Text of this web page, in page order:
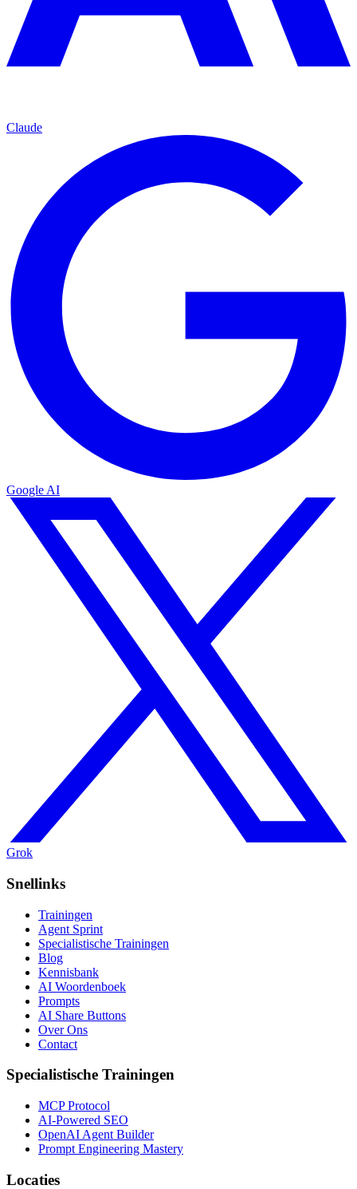
Claude
Google AI
Grok
Snellinks
Trainingen
Agent Sprint
Specialistische Trainingen
Blog
Kennisbank
AI Woordenboek
Prompts
AI Share Buttons
Over Ons
Contact
Specialistische Trainingen
MCP Protocol
AI-Powered SEO
OpenAI Agent Builder
Prompt Engineering Mastery
Locaties